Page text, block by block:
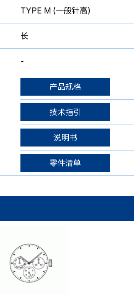
TYPE M (一般针高)
长
-
产品规格
技术指引
说明书
零件清单